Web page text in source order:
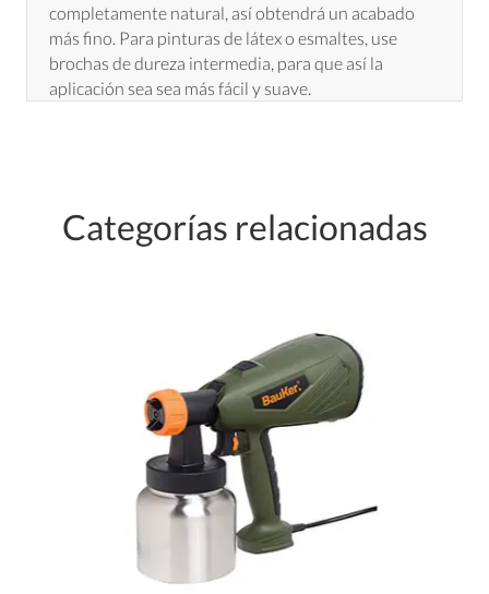
completamente natural, así obtendrá un acabado
más fino. Para pinturas de látex o esmaltes, use
brochas de dureza intermedia, para que así la
aplicación sea sea más fácil y suave.
Categorías relacionadas